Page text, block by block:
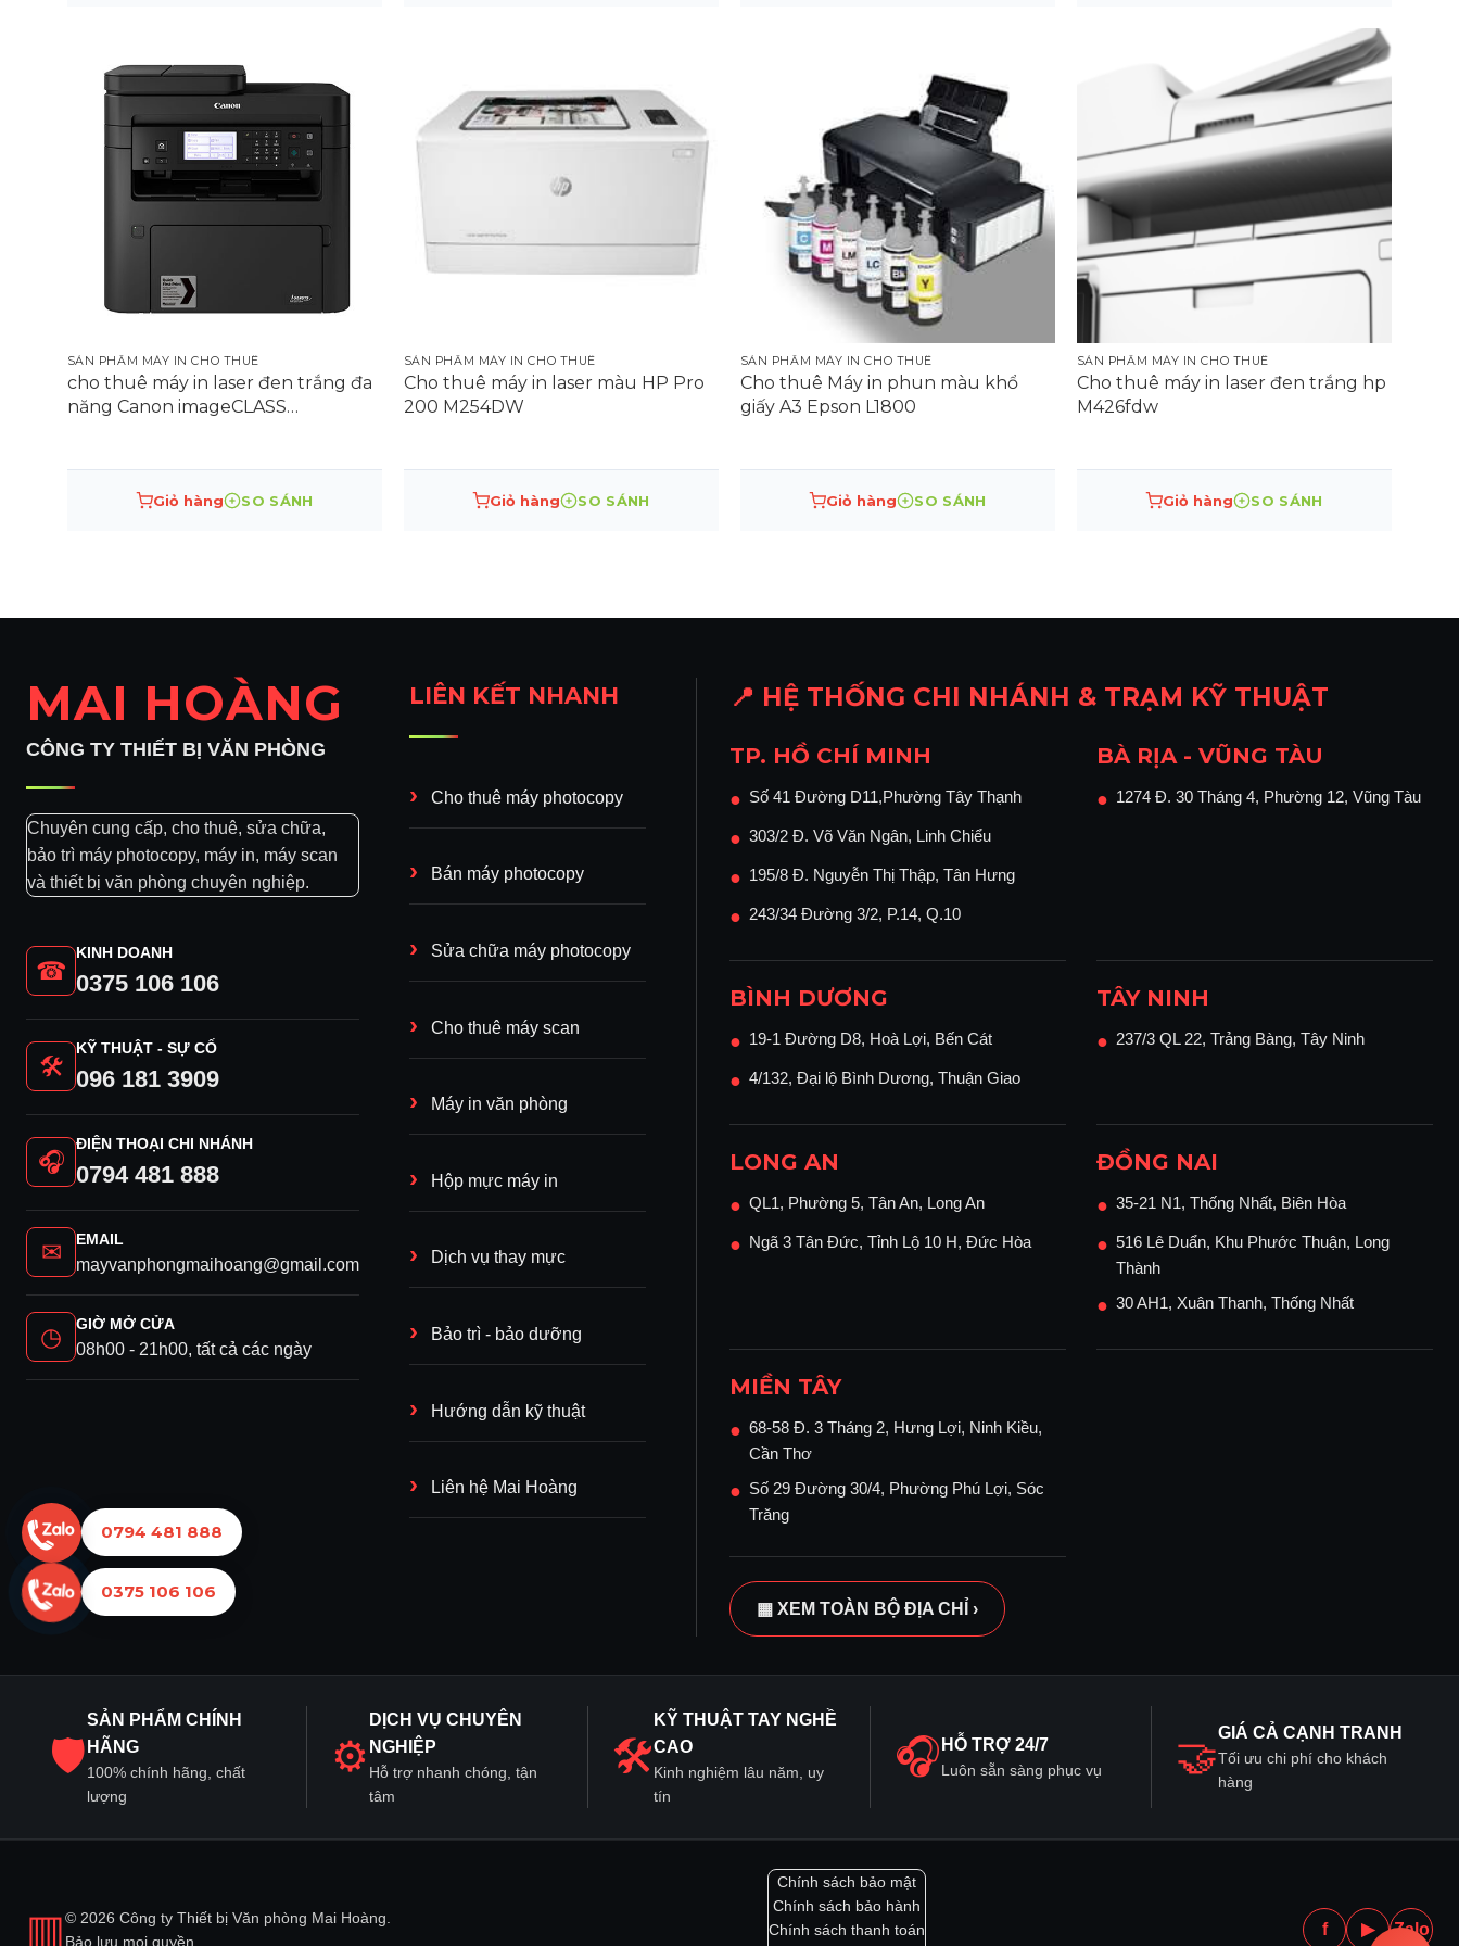
HCM
>>> Hãy chọn thuê ngay Máy in laser đen trắng đa năng Canon imageCLASS MF267DW với giá
rẻ và nhiều ưu đãi tại Mai hoàng
SẢN PHẨM MÁY IN CHO THUÊ
cho thuê máy in laser đen trắng đa
năng Canon imageCLASS
Giỏ hàng SO SÁNH
SẢN PHẨM MÁY IN CHO THUÊ
Cho thuê máy in laser màu HP Pro
200 M254DW
Giỏ hàng SO SÁNH
SẢN PHẨM MÁY IN CHO THUÊ
Cho thuê Máy in phun màu khổ
giấy A3 Epson L1800
Giỏ hàng SO SÁNH
SẢN PHẨM MÁY IN CHO THUÊ
Cho thuê máy in laser đen trắng hp
M426fdw
Giỏ hàng SO SÁNH
MAI HOÀNG
CÔNG TY THIẾT BỊ VĂN PHÒNG
Chuyên cung cấp, cho thuê, sửa chữa,
bảo trì máy photocopy, máy in, máy scan
và thiết bị văn phòng chuyên nghiệp.
☎
KINH DOANH
0375 106 106
🛠
KỸ THUẬT - SỰ CỐ
096 181 3909
🎧
ĐIỆN THOẠI CHI NHÁNH
0794 481 888
✉ EMAIL
mayvanphongmaihoang@gmail.com
◷ GIỜ MỞ CỬA
08h00 - 21h00, tất cả các ngày
LIÊN KẾT NHANH
Cho thuê máy photocopy
Bán máy photocopy
Sửa chữa máy photocopy
Cho thuê máy scan
Máy in văn phòng
Hộp mực máy in
Dịch vụ thay mực
Bảo trì - bảo dưỡng
Hướng dẫn kỹ thuật
Liên hệ Mai Hoàng
📍 HỆ THỐNG CHI NHÁNH & TRẠM KỸ THUẬT
TP. HỒ CHÍ MINH
● Số 41 Đường D11,Phường Tây Thạnh
● 303/2 Đ. Võ Văn Ngân, Linh Chiểu
● 195/8 Đ. Nguyễn Thị Thập, Tân Hưng
● 243/34 Đường 3/2, P.14, Q.10
BÀ RỊA - VŨNG TÀU
● 1274 Đ. 30 Tháng 4, Phường 12, Vũng Tàu
BÌNH DƯƠNG
● 19-1 Đường D8, Hoà Lợi, Bến Cát
● 4/132, Đại lộ Bình Dương, Thuận Giao
TÂY NINH
● 237/3 QL 22, Trảng Bàng, Tây Ninh
LONG AN
● QL1, Phường 5, Tân An, Long An
● Ngã 3 Tân Đức, Tỉnh Lộ 10 H, Đức Hòa
ĐỒNG NAI
● 35-21 N1, Thống Nhất, Biên Hòa
● 516 Lê Duẩn, Khu Phước Thuận, Long
Thành
● 30 AH1, Xuân Thanh, Thống Nhất
MIỀN TÂY
● 68-58 Đ. 3 Tháng 2, Hưng Lợi, Ninh Kiều,
Cần Thơ
● Số 29 Đường 30/4, Phường Phú Lợi, Sóc
Trăng
▦ XEM TOÀN BỘ ĐỊA CHỈ ›
🛡
SẢN PHẨM CHÍNH
HÃNG
100% chính hãng, chất
lượng
⚙
DỊCH VỤ CHUYÊN
NGHIỆP
Hỗ trợ nhanh chóng, tận
tâm
🛠
KỸ THUẬT TAY NGHỀ
CAO
Kinh nghiệm lâu năm, uy
tín
🎧 HỖ TRỢ 24/7
Luôn sẵn sàng phục vụ 🤝
GIÁ CẢ CẠNH TRANH
Tối ưu chi phí cho khách
hàng
▥© 2026 Công ty Thiết bị Văn phòng Mai Hoàng.
Bảo lưu mọi quyền.
Chính sách bảo mật
Chính sách bảo hành
Chính sách thanh toán
f ▶ Zalo
0794 481 888
0375 106 106